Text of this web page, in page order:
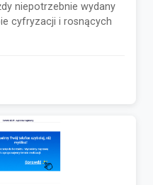
niepotrzebnie wydany
cyfryzacji i rosnących